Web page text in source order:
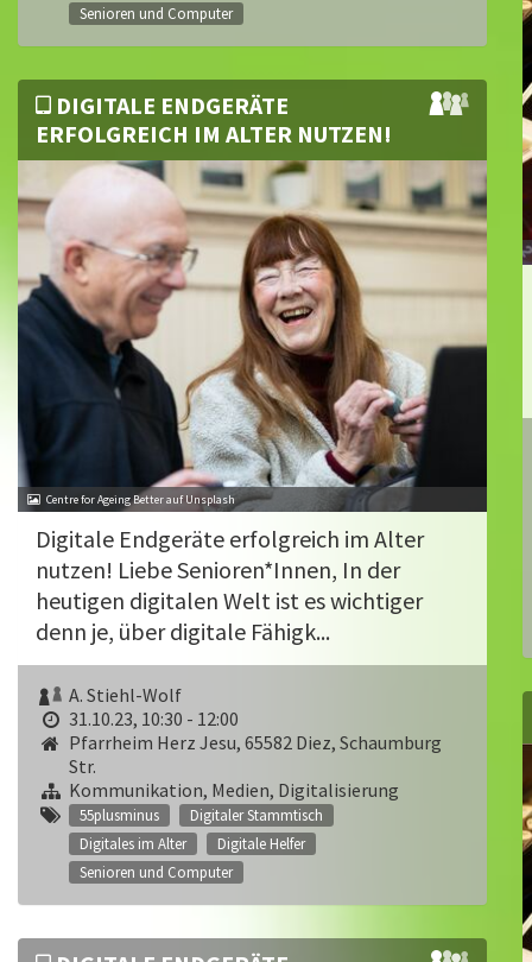
Senioren und Computer
DIGITALE ENDGERÄTE
ERFOLGREICH IM ALTER NUTZEN!
Centre for Ageing Better auf Unsplash
Digitale Endgeräte erfolgreich im Alter
nutzen! Liebe Senioren*Innen, In der
heutigen digitalen Welt ist es wichtiger
denn je, über digitale Fähigk...
A. Stiehl-Wolf
31.10.23, 10:30 - 12:00
Pfarrheim Herz Jesu, 65582 Diez, Schaumburg
Str.
Kommunikation, Medien, Digitalisierung
55plusminus
Digitaler Stammtisch
Digitales im Alter
Digitale Helfer
Senioren und Computer